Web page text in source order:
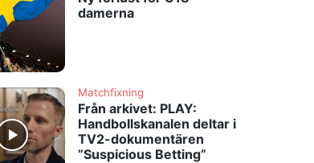
damerna
Matchfixning
Från arkivet: PLAY:
Handbollskanalen deltar i
TV2-dokumentären
”Suspicious Betting”